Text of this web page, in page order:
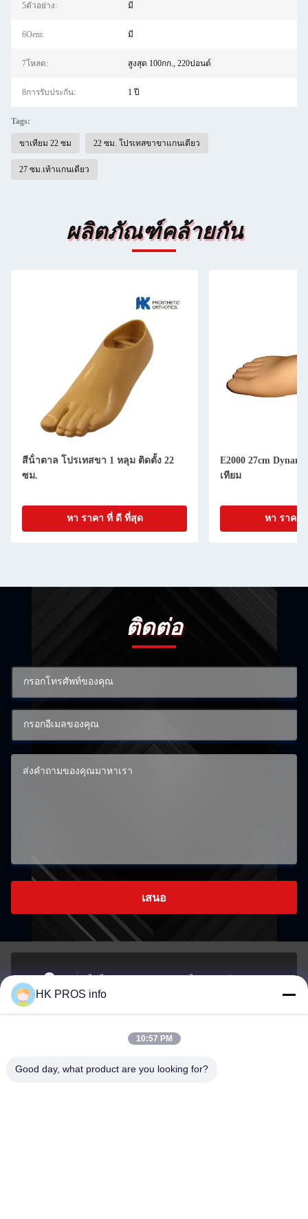
5ตัวอย่าง: มี
6Oem: มี
7โหลด: สูงสุด 100กก., 220ปอนด์
8การรับประกัน: 1 ปี
Tags:
ขาเทียม 22 ซม 22 ซม. โปรเทสขาขาแกนเดียว
27 ซม.เท้าแกนเดียว
ผลิตภัณฑ์คล้ายกัน
สีน้ําตาล โปรเทสขา 1 หลุม ติดตั้ง 22
ซม.
หา ราคา ที่ ดี ที่สุด
E2000 27cm
เทียม
หา ราคา
ติดต่อ
เสนอ
ที่อยู่
พัฒนาเศรษฐกิจยานเจาโอ จังหวัดซานเฮ
อีเมล
info@chppros.com
HK PROS info
10:57 PM
Good day, what product are you looking for?